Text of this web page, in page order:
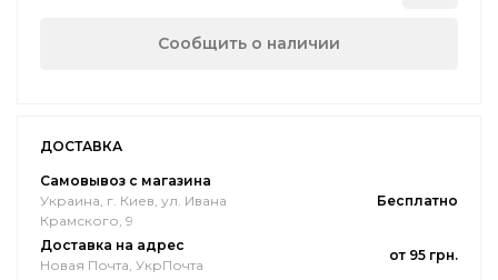
Сообщить о наличии
ДОСТАВКА
Самовывоз с магазина
Украина, г. Киев, ул. Ивана
Крамского, 9
Бесплатно
Доставка на адрес
Новая Почта, УкрПочта
от 95 грн.